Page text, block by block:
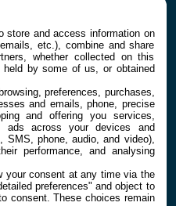
À PROPOS
La rédaction
Contact
store and access information on
etc.), combine and share
whether collected on this
by some of us, or obtained
preferences, purchases,
and emails, phone, precise
and offering you services,
ads across your devices and
phone, audio, and video),
performance, and analysing
your consent at any time via the
preferences" and object to
consent. These choices remain